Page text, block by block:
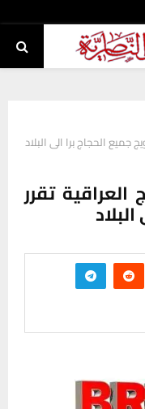
جميع الحجاج برا الى البلاد
العراقية تقرر